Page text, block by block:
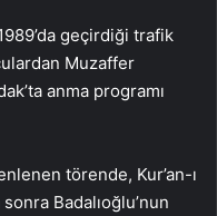
geçirdiği trafik
Muzaffer
anma programı
törende, Kur’an-ı
Badalıoğlu’nun